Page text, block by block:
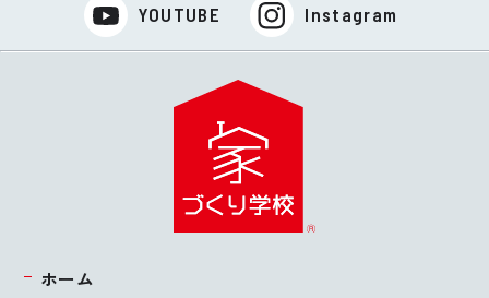
YOUTUBE Instagram
ホーム